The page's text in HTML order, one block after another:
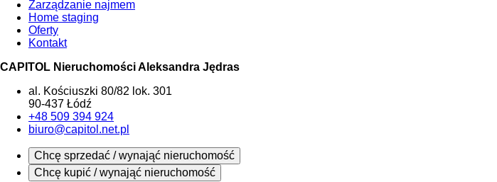
Zarządzanie najmem
Home staging
Oferty
Kontakt
CAPITOL Nieruchomości Aleksandra Jędras
al. Kościuszki 80/82 lok. 301
90-437 Łódź
+48 509 394 924
biuro@capitol.net.pl
Chcę sprzedać / wynająć nieruchomość
Chcę kupić / wynająć nieruchomość